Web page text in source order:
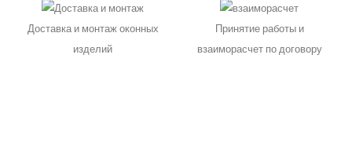
Доставка и монтаж оконных
изделий
Принятие работы и
взаиморасчет по договору